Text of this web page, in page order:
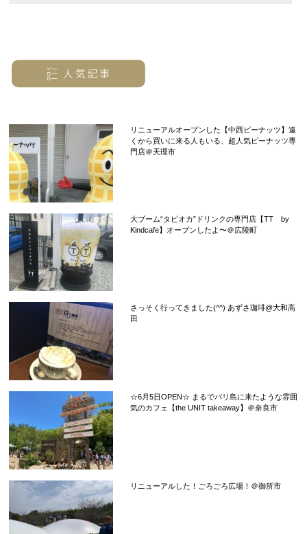
リニューアルオープンした【中西ピーナッツ】遠
くから買いに来る人もいる、超人気ピーナッツ専
門店＠天理市
大ブーム“タピオカ”ドリンクの専門店【TT by
Kindcafe】オープンしたよ〜＠広陵町
さっそく行ってきました(^^) あずさ珈琲@大和高
田
☆6月5日OPEN☆ まるでバリ島に来たような雰囲
気のカフェ【the UNIT takeaway】＠奈良市
リニューアルした！ごろごろ広場！＠御所市